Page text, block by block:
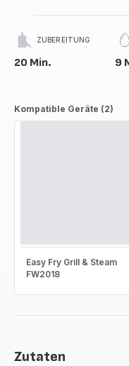
ZUBEREITUNG
20 Min. 9
Kompatible Geräte (2)
Easy Fry Grill & Steam
FW2018
Zutaten